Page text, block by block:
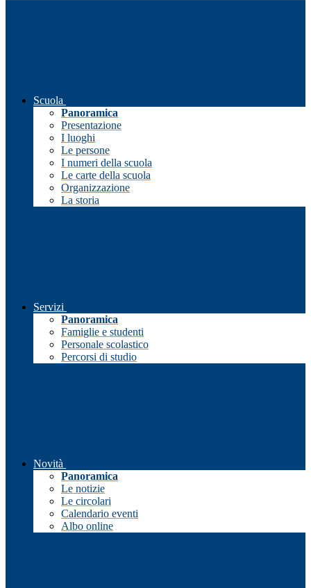
Scuola
Panoramica
Presentazione
I luoghi
Le persone
I numeri della scuola
Le carte della scuola
Organizzazione
La storia
Servizi
Panoramica
Famiglie e studenti
Personale scolastico
Percorsi di studio
Novità
Panoramica
Le notizie
Le circolari
Calendario eventi
Albo online